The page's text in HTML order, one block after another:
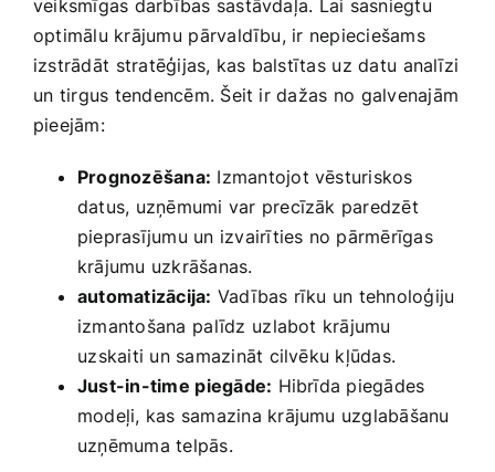
Sports, tūrisms un atpūta
TV un Sadzīves tehnika
Zoo preces
veiksmīgas darbības sastāvdaļa. Lai ​sasniegtu
optimālu krājumu ⁤pārvaldību, ‌ir nepieciešams
izstrādāt ⁣stratēģijas, kas balstītas⁣ uz datu⁢ analīzi
​un ⁣tirgus tendencēm. Šeit‍ ir dažas no ⁤galvenajām
pieejām:
Prognozēšana: Izmantojot vēsturiskos
datus, uzņēmumi var precīzāk paredzēt
‌pieprasījumu un izvairīties no pārmērīgas
krājumu uzkrāšanas.
automatizācija: Vadības rīku un tehnoloģiju
izmantošana⁣ palīdz ⁣uzlabot krājumu
⁣uzskaiti un samazināt cilvēku‌ kļūdas.
Just-in-time⁣ piegāde: Hibrīda‍ piegādes
modeļi, kas‍ samazina krājumu ​uzglabāšanu
uzņēmuma telpās.